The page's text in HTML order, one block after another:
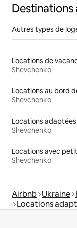
Destinations
Autres types de
Shevchenko
Locations au bord
Shevchenko
Shevchenko
Shevchenko
Airbnb Ukraine
Locations